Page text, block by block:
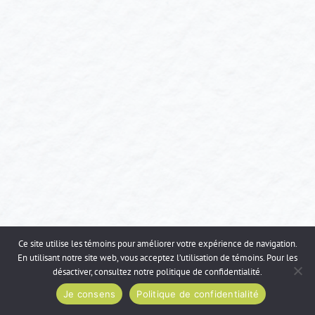
Ce site utilise les témoins pour améliorer votre expérience de navigation.
En utilisant notre site web, vous acceptez l’utilisation de témoins. Pour les
désactiver, consultez notre politique de confidentialité.
Je consens
Politique de confidentialité